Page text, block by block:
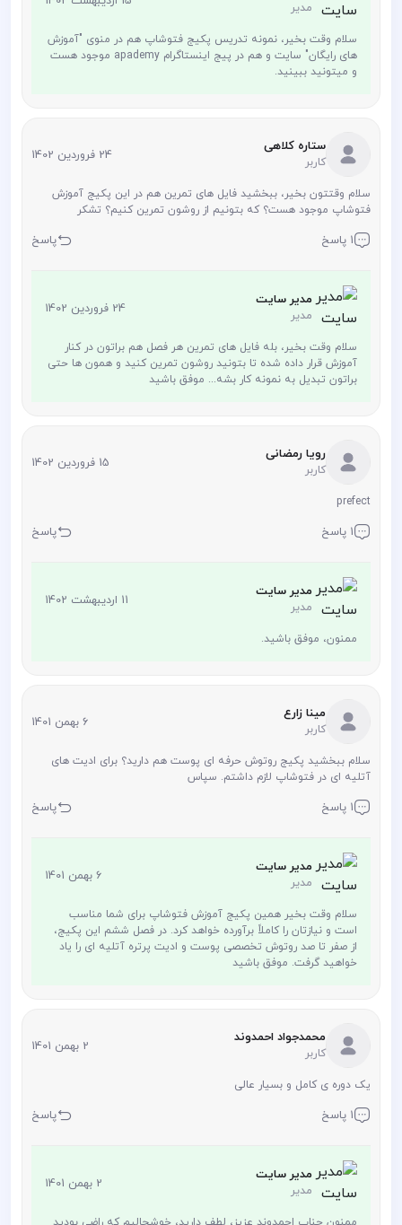
مدیر
سلام وقت بخیر، نمونه تدریس پکیج فتوشاپ هم در منوی "آموزش
های رایگان" سایت و هم در پیج اینستاگرام apademy موجود هست
و میتونید ببینید.
ستاره کلاهی
کاربر 24 فروردین 1402
سلام وقتتون بخیر، ببخشید فایل های تمرین هم در این پکیج آموزش
فتوشاپ موجود هست؟ که بتونیم از روشون تمرین کنیم؟ تشکر
1 پاسخ پاسخ
مدیر سایت
مدیر 24 فروردین 1402
سلام وقت بخیر، بله فایل های تمرین هر فصل هم براتون در کنار
آموزش قرار داده شده تا بتونید روشون تمرین کنید و همون ها حتی
براتون تبدیل به نمونه کار بشه... موفق باشید
رویا رمضانی
کاربر 15 فروردین 1402
prefect
1 پاسخ پاسخ
مدیر سایت
مدیر 11 اردیبهشت 1402
ممنون، موفق باشید.
مینا زارع
کاربر 6 بهمن 1401
سلام ببخشید پکیج روتوش حرفه ای پوست هم دارید؟ برای ادیت های
آتلیه ای در فتوشاپ لازم داشتم. سپاس
1 پاسخ پاسخ
مدیر سایت
مدیر 6 بهمن 1401
سلام وقت بخیر همین پکیج آموزش فتوشاپ برای شما مناسب
است و نیازتان را کاملاً برآورده خواهد کرد. در فصل ششم این پکیج،
از صفر تا صد روتوش تخصصی پوست و ادیت پرتره آتلیه ای را یاد
خواهید گرفت. موفق باشید
محمدجواد احمدوند
کاربر 2 بهمن 1401
یک دوره ی کامل و بسیار عالی
1 پاسخ پاسخ
مدیر سایت
مدیر 2 بهمن 1401